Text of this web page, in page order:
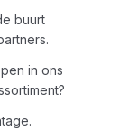
buurt
.
in ons
.